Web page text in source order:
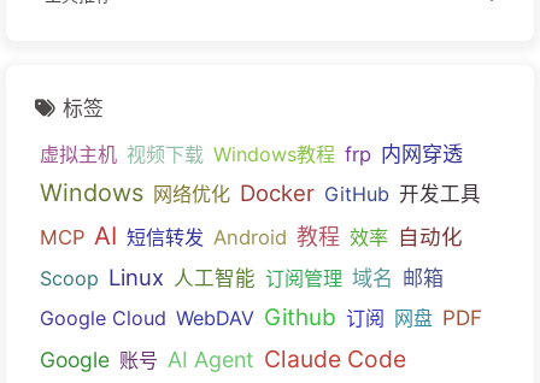
标签
虚拟主机 视频下载 Windows教程 frp 内网穿透
Windows 网络优化 Docker GitHub 开发工具
MCP AI 短信转发 Android 教程 效率 自动化
Scoop Linux 人工智能 订阅管理 域名 邮箱
Google Cloud WebDAV Github 订阅 网盘 PDF
Google 账号 AI Agent Claude Code